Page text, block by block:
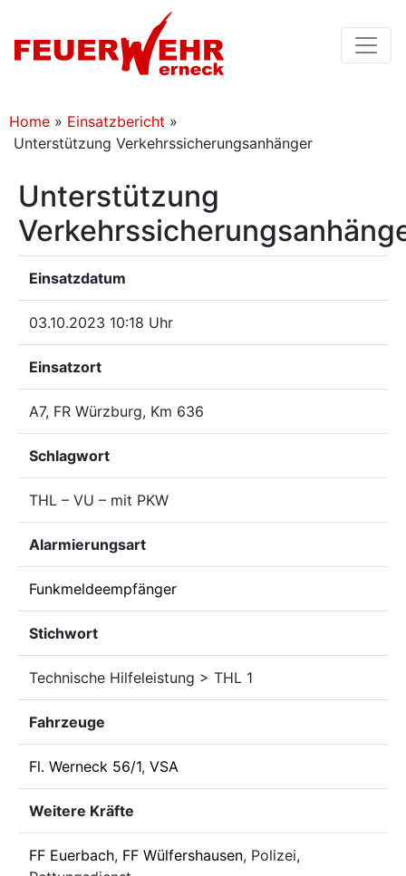
Home » Einsatzbericht »
Unterstützung Verkehrssicherungsanhänger
Unterstützung
Einsatzdatum
03.10.2023 10:18 Uhr
Einsatzort
A7, FR Würzburg, Km 636
Schlagwort
THL – VU – mit PKW
Alarmierungsart
Funkmeldeempfänger
Stichwort
Technische Hilfeleistung > THL 1
Fahrzeuge
Fl. Werneck 56/1, VSA
Weitere Kräfte
FF Euerbach, FF Wülfershausen, Polizei,